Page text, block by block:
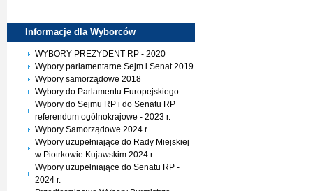
Informacje dla Wyborców
WYBORY PREZYDENT RP - 2020
Wybory parlamentarne Sejm i Senat 2019
Wybory samorządowe 2018
Wybory do Parlamentu Europejskiego
Wybory do Sejmu RP i do Senatu RP
referendum ogólnokrajowe - 2023 r.
Wybory Samorządowe 2024 r.
Wybory uzupełniające do Rady Miejskiej
w Piotrkowie Kujawskim 2024 r.
Wybory uzupełniające do Senatu RP -
2024 r.